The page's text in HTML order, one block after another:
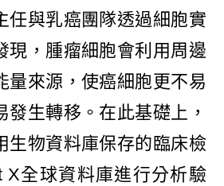
任與乳癌團隊透過細胞實
現，腫瘤細胞會利用周邊
量來源，使癌細胞更不易
發生轉移。在此基礎上，
生物資料庫保存的臨床檢
X全球資料庫進行分析驗